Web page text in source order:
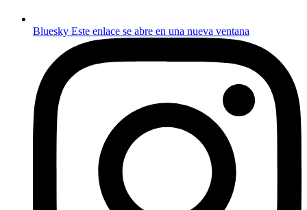
Bluesky Este enlace se abre en una nueva ventana